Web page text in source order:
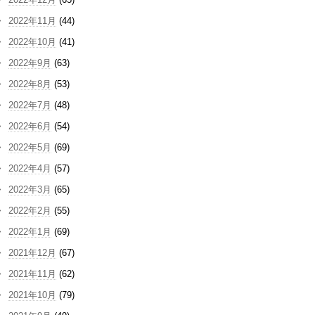
2022年11月 (44)
2022年10月 (41)
2022年9月 (63)
2022年8月 (53)
2022年7月 (48)
2022年6月 (54)
2022年5月 (69)
2022年4月 (57)
2022年3月 (65)
2022年2月 (55)
2022年1月 (69)
2021年12月 (67)
2021年11月 (62)
2021年10月 (79)